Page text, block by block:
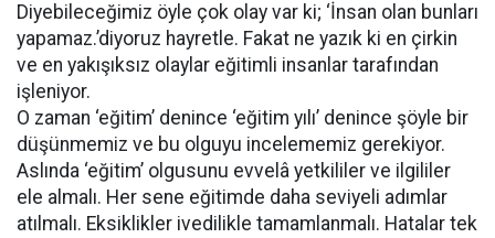
Diyebileceğimiz öyle çok olay var ki; ‘İnsan olan bunları
yapamaz.’diyoruz hayretle. Fakat ne yazık ki en çirkin
ve en yakışıksız olaylar eğitimli insanlar tarafından
işleniyor.
O zaman ‘eğitim’ denince ‘eğitim yılı’ denince şöyle bir
düşünmemiz ve bu olguyu incelememiz gerekiyor.
Aslında ‘eğitim’ olgusunu evvelâ yetkililer ve ilgililer
ele almalı. Her sene eğitimde daha seviyeli adımlar
atılmalı. Eksiklikler ivedilikle tamamlanmalı. Hatalar tek